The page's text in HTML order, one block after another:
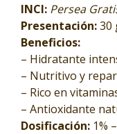
INCI: Persea
Presentación:30
Beneficios:
– Hidratante
– Nutritivo y
– Rico en
– Antioxidante
Dosificación: 1%